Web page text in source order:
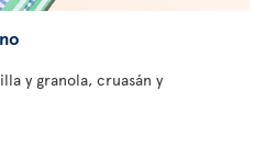
y granola, cruasán y